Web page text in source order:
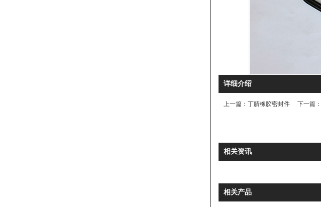
详细介绍
上一篇： 丁腈橡胶密封件 下一篇：
相关资讯
相关产品